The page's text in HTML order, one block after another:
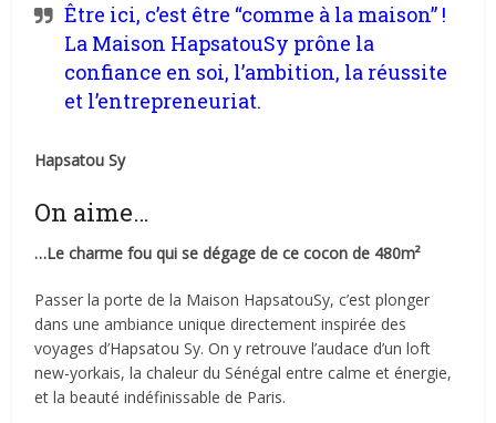
Être ici, c’est être “comme à la maison” !
La Maison HapsatouSy prône la
confiance en soi, l’ambition, la réussite
et l’entrepreneuriat.
Hapsatou Sy
On aime…
…Le charme fou qui se dégage de ce cocon de 480m²
Passer la porte de la Maison HapsatouSy, c’est plonger
dans une ambiance unique directement inspirée des
voyages d’Hapsatou Sy. On y retrouve l’audace d’un loft
new-yorkais, la chaleur du Sénégal entre calme et énergie,
et la beauté indéfinissable de Paris.